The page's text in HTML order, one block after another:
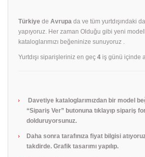
Türkiye de Avrupa da ve tüm yurtdışındaki
yapıyoruz. Her zaman Olduğu gibi yeni
kataloglarımızı beğeninize sunuyoruz .
Yurtdışı siparişleriniz en geç 4 iş günü içinde
Davetiye kataloglarımızdan bir model
“Sipariş Ver” butonuna tıklayıp sipariş
dolduruyorsunuz.
Daha sonra tarafınıza fiyat bilgisi
takdirde. Grafik tasarımı yapılıp.